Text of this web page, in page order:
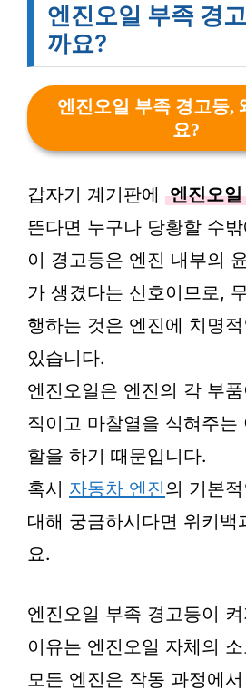
엔진오일 부족 경
까요?
엔진오일 부족 경고등,
요?
갑자기 계기판에 엔진오
뜬다면 누구나 당황할 수
이 경고등은 엔진 내부의
가 생겼다는 신호이므로,
행하는 것은 엔진에 치명
있습니다.
엔진오일은 엔진의 각 부
직이고 마찰열을 식혀주는
할을 하기 때문입니다.
혹시 자동차 엔진의 기본
대해 궁금하시다면 위키백
요.
엔진오일 부족 경고등이
이유는 엔진오일 자체의
모든 엔진은 작동 과정에